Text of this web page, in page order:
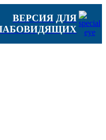
ВЕРСИЯ ДЛЯ